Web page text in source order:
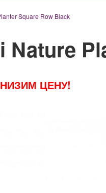
Square Row Black
Nature
ЦЕНУ!